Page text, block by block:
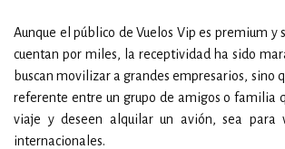
Aunque el público de Vuelos Vip es premium y
cuentan por miles, la receptividad ha sido
buscan movilizar a grandes empresarios, sino
referente entre un grupo de amigos o familia
viaje y deseen alquilar un avión, sea para
internacionales.